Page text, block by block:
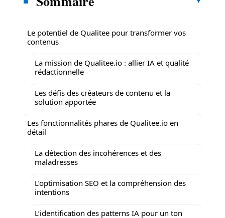
Le potentiel de Qualitee pour transformer vos
contenus
La mission de Qualitee.io : allier IA et qualité
rédactionnelle
Les défis des créateurs de contenu et la
solution apportée
Les fonctionnalités phares de Qualitee.io en
détail
La détection des incohérences et des
maladresses
L’optimisation SEO et la compréhension des
intentions
L’identification des patterns IA pour un ton